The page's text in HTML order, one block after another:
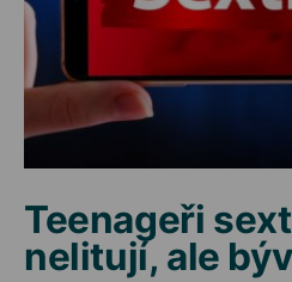
Teenageři
nelitují, ale